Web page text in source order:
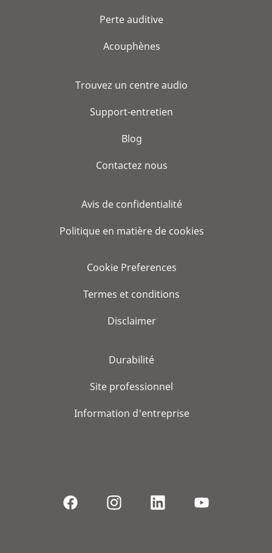
Perte auditive
Acouphènes
Trouvez un centre audio
Support-entretien
Blog
Contactez nous
Avis de confidentialité
Politique en matière de cookies
Cookie Preferences
Termes et conditions
Disclaimer
Durabilité
Site professionnel
Information d'entreprise